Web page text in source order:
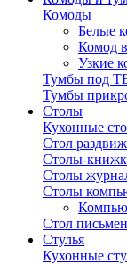
Комоды
Белые
Комод
Узкие
Тумбы под
Тумбы
Столы
Кухонные
Стол
Столы-
Столы
Столы
Стол
Стулья
Кухонные